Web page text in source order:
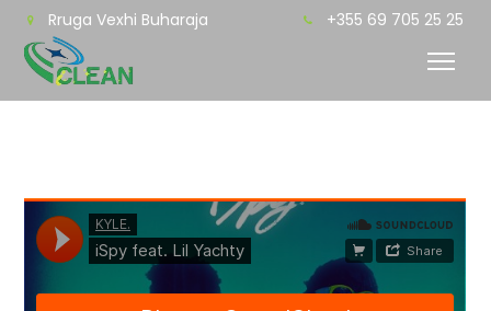
Rruga Vexhi Buharaja +355 69 705 25 25